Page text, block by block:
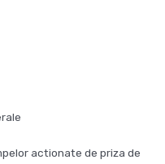
actionate de priza de